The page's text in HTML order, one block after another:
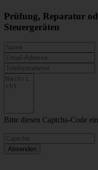
Prüfung, Reparatur
Steuergeräten
Bitte diesen Captcha-Code